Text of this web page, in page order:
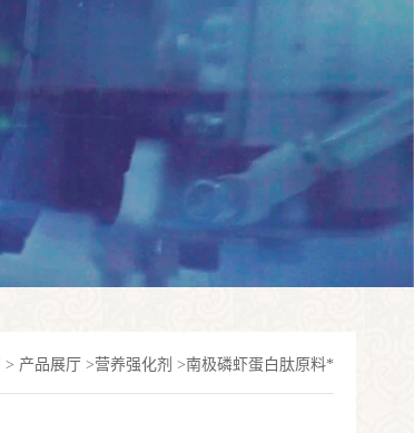
> 产品展厅 >营养强化剂 >南极磷虾蛋白肽原料*